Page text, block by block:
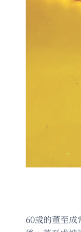
60歲的董至